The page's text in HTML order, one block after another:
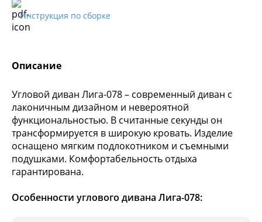
Описание
Угловой диван Лига-078 – современный диван с
лаконичным дизайном и невероятной
функциональностью. В считанные секунды он
трансформируется в широкую кровать. Изделие
оснащено мягким подлокотником и съемными
подушками. Комфортабельность отдыха
гарантирована.
Особенности углового дивана Лига-078:
Инструкция по сборке